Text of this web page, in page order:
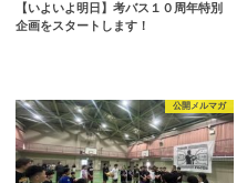
【いよいよ明日】考バス１０周年特別
企画をスタートします！
公開メルマガ